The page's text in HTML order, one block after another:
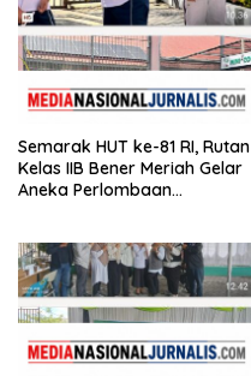
Semarak HUT ke-81 RI, Rutan
Kelas IIB Bener Meriah Gelar
Aneka Perlombaan